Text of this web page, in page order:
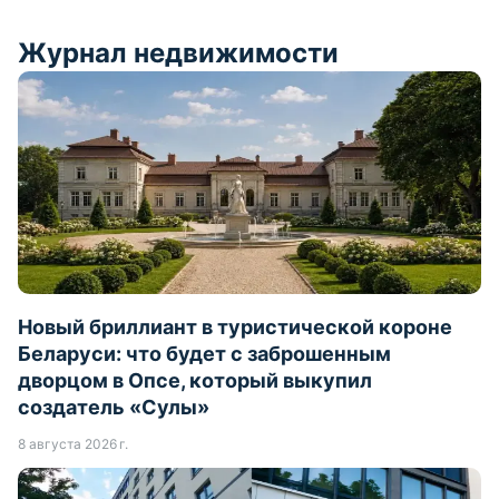
Журнал недвижимости
Новый бриллиант в туристической короне
Беларуси: что будет с заброшенным
дворцом в Опсе, который выкупил
создатель «Сулы»
8 августа 2026 г.